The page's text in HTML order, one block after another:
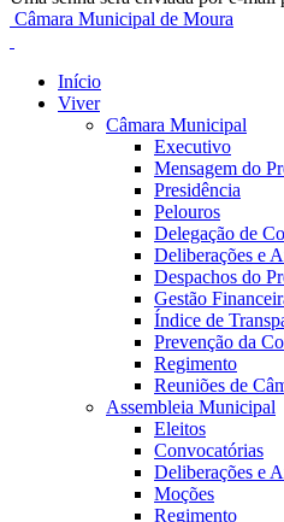
Câmara Municipal de Moura
Início
Viver
Câmara Municipal
Executivo
Mensagem do
Presidência
Pelouros
Delegação de
Deliberações e
Despachos do
Gestão
Índice de
Prevenção da
Regimento
Reuniões de
Assembleia Municipal
Eleitos
Convocatórias
Deliberações e
Moções
Regimento